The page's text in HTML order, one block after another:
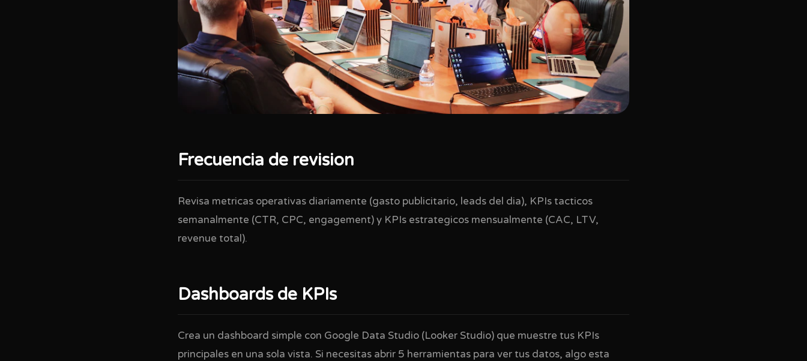
Frecuencia de revision
Revisa metricas operativas diariamente (gasto publicitario, leads del dia), KPIs tacticos
semanalmente (CTR, CPC, engagement) y KPIs estrategicos mensualmente (CAC, LTV,
revenue total).
Dashboards de KPIs
Crea un dashboard simple con Google Data Studio (Looker Studio) que muestre tus KPIs
principales en una sola vista. Si necesitas abrir 5 herramientas para ver tus datos, algo esta